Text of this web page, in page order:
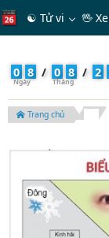
☯ Tử vi 🖖
0 8 / 0 8 / 2
Trang chủ